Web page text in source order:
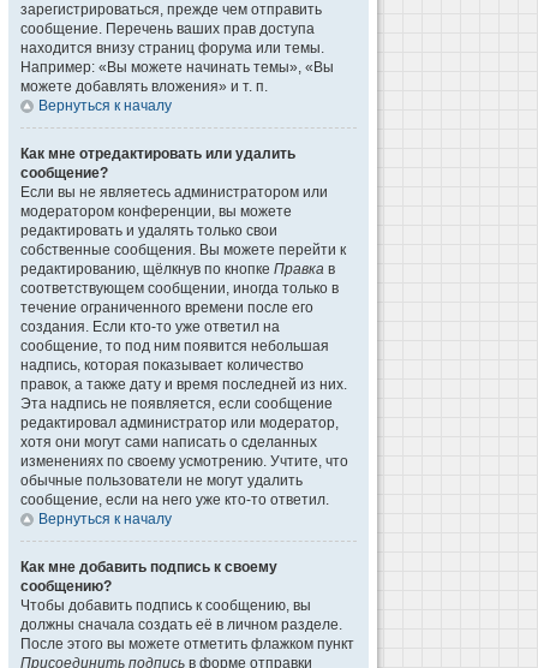
зарегистрироваться, прежде чем отправить
сообщение. Перечень ваших прав доступа
находится внизу страниц форума или темы.
Например: «Вы можете начинать темы», «Вы
можете добавлять вложения» и т. п.
Вернуться к началу
Как мне отредактировать или удалить
сообщение?
Если вы не являетесь администратором или
модератором конференции, вы можете
редактировать и удалять только свои
собственные сообщения. Вы можете перейти к
редактированию, щёлкнув по кнопке Правка в
соответствующем сообщении, иногда только в
течение ограниченного времени после его
создания. Если кто-то уже ответил на
сообщение, то под ним появится небольшая
надпись, которая показывает количество
правок, а также дату и время последней из них.
Эта надпись не появляется, если сообщение
редактировал администратор или модератор,
хотя они могут сами написать о сделанных
изменениях по своему усмотрению. Учтите, что
обычные пользователи не могут удалить
сообщение, если на него уже кто-то ответил.
Вернуться к началу
Как мне добавить подпись к своему
сообщению?
Чтобы добавить подпись к сообщению, вы
должны сначала создать её в личном разделе.
После этого вы можете отметить флажком пункт
Присоединить подпись в форме отправки